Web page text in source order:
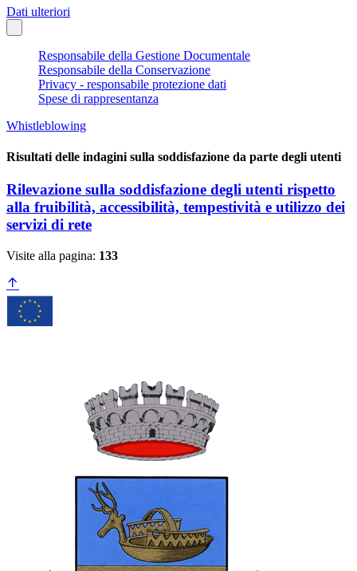
Dati ulteriori
Responsabile della Gestione Documentale
Responsabile della Conservazione
Privacy - responsabile protezione dati
Spese di rappresentanza
Whistleblowing
Risultati delle indagini sulla soddisfazione da parte degli utenti
Rilevazione sulla soddisfazione degli utenti rispetto
alla fruibilità, accessibilità, tempestività e utilizzo dei
servizi di rete
Visite alla pagina: 133